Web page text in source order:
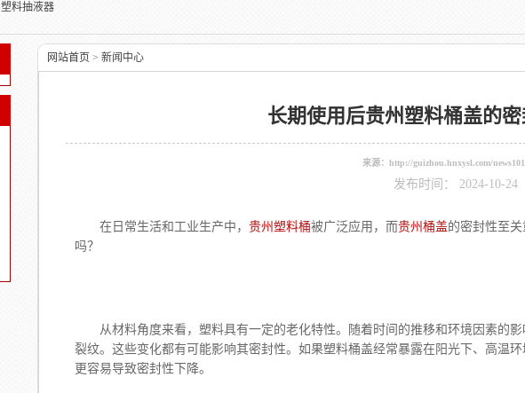
塑料抽液器
网站首页 > 新闻中心
长期使用后贵州塑料桶盖的密
来源： http://guizhou.hnxysl.com/
发布时间： 2024-10-24
在日常生活和工业生产中， 贵州塑料桶被广泛应用，而贵州桶盖的密封性至关
吗？
从材料角度来看，塑料具有一定的老化特性。随着时间的推移和环境因素的影
裂纹。这些变化都有可能影响其密封性。如果塑料桶盖经常暴露在阳光下、高温
更容易导致密封性下降。